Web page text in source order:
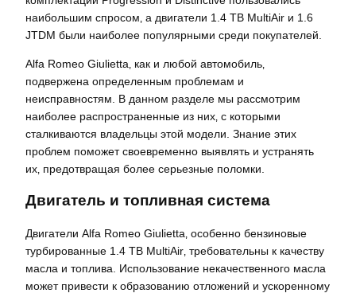
наибольшим спросом‚ а двигатели 1.4 TB MultiAir и 1.6
JTDM были наиболее популярными среди покупателей.
Alfa Romeo Giulietta‚ как и любой автомобиль‚
подвержена определенным проблемам и
неисправностям. В данном разделе мы рассмотрим
наиболее распространенные из них‚ с которыми
сталкиваются владельцы этой модели. Знание этих
проблем поможет своевременно выявлять и устранять
их‚ предотвращая более серьезные поломки.
Двигатель и топливная система
Двигатели Alfa Romeo Giulietta‚ особенно бензиновые
турбированные 1.4 TB MultiAir‚ требовательны к качеству
масла и топлива. Использование некачественного масла
может привести к образованию отложений и ускоренному